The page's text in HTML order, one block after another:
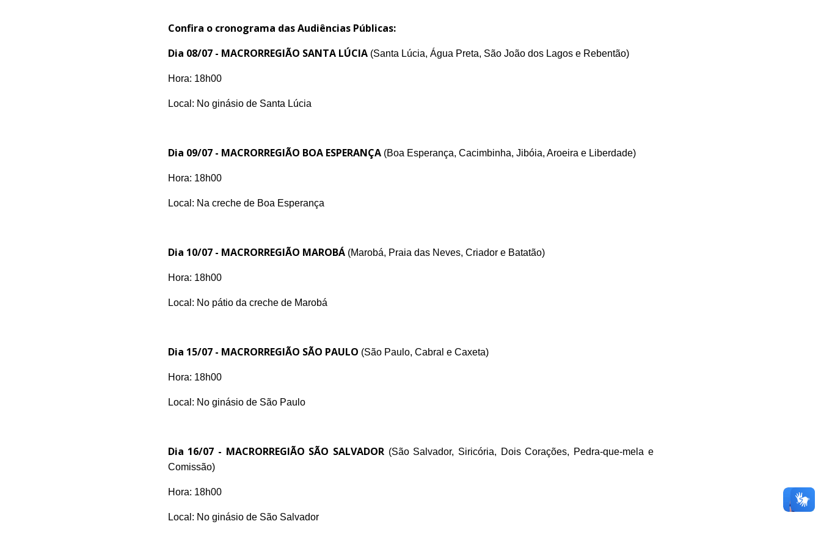
Confira o cronograma das Audiências Públicas:
Dia 08/07 - MACRORREGIÃO SANTA LÚCIA (Santa Lúcia, Água Preta, São João dos Lagos e Rebentão)
Hora: 18h00
Local: No ginásio de Santa Lúcia
Dia 09/07 - MACRORREGIÃO BOA ESPERANÇA (Boa Esperança, Cacimbinha, Jibóia, Aroeira e Liberdade)
Hora: 18h00
Local: Na creche de Boa Esperança
Dia 10/07 - MACRORREGIÃO MAROBÁ (Marobá, Praia das Neves, Criador e Batatão)
Hora: 18h00
Local: No pátio da creche de Marobá
Dia 15/07 - MACRORREGIÃO SÃO PAULO (São Paulo, Cabral e Caxeta)
Hora: 18h00
Local: No ginásio de São Paulo
Dia 16/07 - MACRORREGIÃO SÃO SALVADOR (São Salvador, Siricória, Dois Corações, Pedra-que-mela e
Comissão)
Hora: 18h00
Local: No ginásio de São Salvador